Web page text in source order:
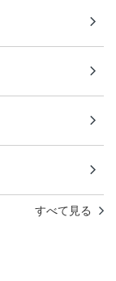
すべて見る